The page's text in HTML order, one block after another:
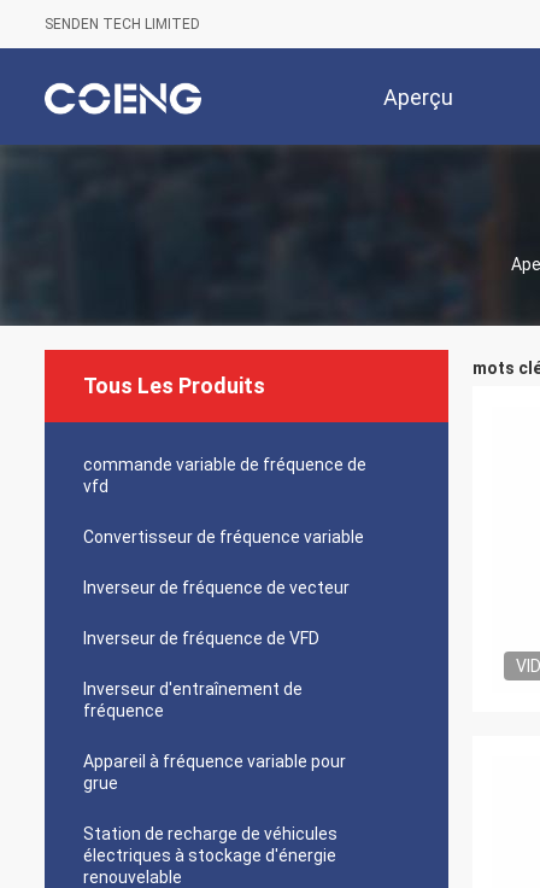
SENDEN TECH LIMITED
Aperçu
Tous Les Produits
commande variable de fréquence de
vfd
Convertisseur de fréquence variable
Inverseur de fréquence de vecteur
Inverseur de fréquence de VFD
Inverseur d'entraînement de
fréquence
Appareil à fréquence variable pour
grue
Station de recharge de véhicules
électriques à stockage d'énergie
renouvelable
mots